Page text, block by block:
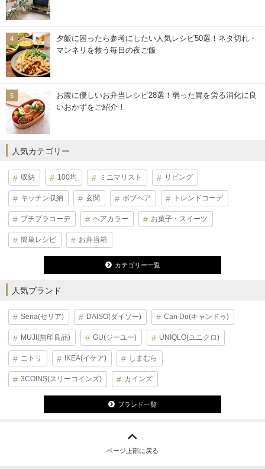
夕飯に困ったら参考にしたい人気レシピ50選！ネタ切れ・
マンネリを救う毎日の夜ご飯
お腹に優しいお弁当レシピ28選！弱った胃を労る消化に良
いおかずをご紹介！
人気カテゴリー
収納 100均 ミニマリスト リビング
キッチン収納 玄関 ボブヘア トレンドコーデ
プチプラコーデ ヘアカラー お菓子・スイーツ
簡単レシピ お弁当箱
カテゴリー一覧
人気ブランド
Seria(セリア) DAISO(ダイソー) Can Do(キャンドゥ)
MUJI(無印良品) GU(ジーユー) UNIQLO(ユニクロ)
ニトリ IKEA(イケア) しまむら
3COINS(スリーコインズ) カインズ
ブランド一覧
ページ上部に戻る